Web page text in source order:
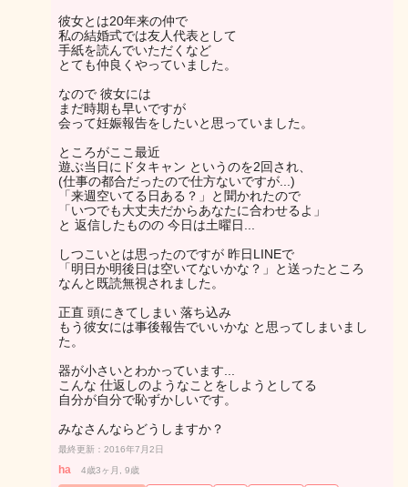
彼女とは20年来の仲で
私の結婚式では友人代表として
手紙を読んでいただくなど
とても仲良くやっていました。
なので 彼女には
まだ時期も早いですが
会って妊娠報告をしたいと思っていました。
ところがここ最近
遊ぶ当日にドタキャン というのを2回され、
(仕事の都合だったので仕方ないですが...)
「来週空いてる日ある？」と聞かれたので
「いつでも大丈夫だからあなたに合わせるよ」
と 返信したものの 今日は土曜日...
しつこいとは思ったのですが 昨日LINEで
「明日か明後日は空いてないかな？」と送ったところ
なんと既読無視されました。
正直 頭にきてしまい 落ち込み
もう彼女には事後報告でいいかな と思ってしまいまし
た。
器が小さいとわかっています...
こんな 仕返しのようなことをしようとしてる
自分が自分で恥ずかしいです。
みなさんならどうしますか？
最終更新：2016年7月2日
ha 4歳3ヶ月, 9歳